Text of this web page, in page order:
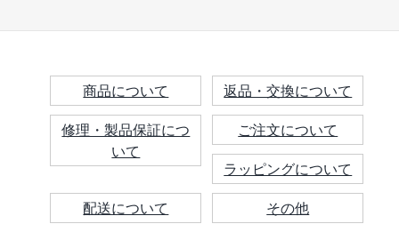
商品について
返品・交換について
修理・製品保証につ
いて
ご注文について
ラッピングについて
配送について
その他